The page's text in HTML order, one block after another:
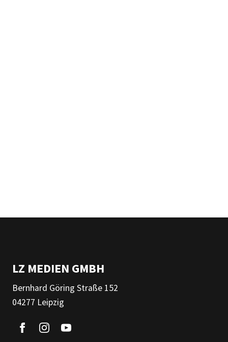
LZ MEDIEN GMBH
Bernhard Göring Straße 152
04277 Leipzig